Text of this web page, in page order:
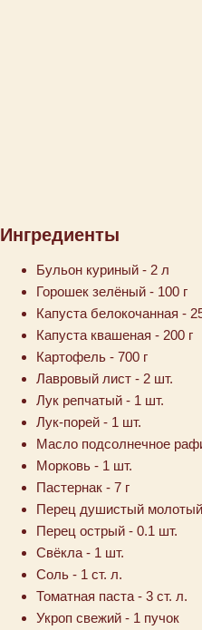
Ингредиенты
Бульон куриный - 2 л
Горошек зелёный - 100 г
Капуста белокочанная -
Капуста квашеная - 200 г
Картофель - 700 г
Лавровый лист - 2 шт.
Лук репчатый - 1 шт.
Лук-порей - 1 шт.
Масло подсолнечное
Морковь - 1 шт.
Пастернак - 7 г
Перец душистый
Перец острый - 0.1 шт.
Свёкла - 1 шт.
Соль - 1 ст. л.
Томатная паста - 3 ст. л.
Укроп свежий - 1 пучок